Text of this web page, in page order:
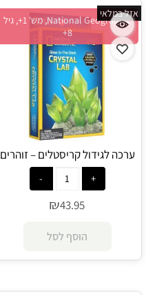
National Geographic, מש' 1+, גיל
8+
אזל במלאי
ערכה לגידול קריסטלים – זוהרים
בחושך - National Geographic
₪43.95
הוסף לסל